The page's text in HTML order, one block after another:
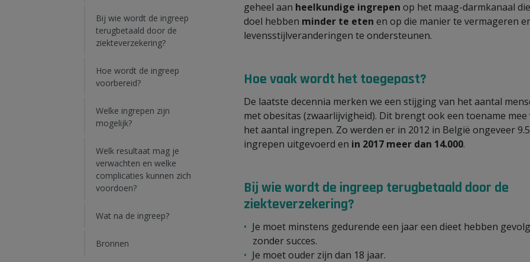
Bij wie wordt de ingreep
terugbetaald door de
ziekteverzekering?
Hoe wordt de ingreep
voorbereid?
Welke ingrepen zijn
mogelijk?
Welk resultaat mag je
verwachten en welke
complicaties kunnen zich
voordoen?
Wat na de ingreep?
Bronnen
geheel aan heelkundige ingrepen op het maag-darmkanaal
doel hebben minder te eten en op die manier te vermageren
levensstijlveranderingen te ondersteunen.
Hoe vaak wordt het toegepast?
De laatste decennia merken we een stijging van het aantal
met obesitas (zwaarlijvigheid). Dit brengt ook een toename mee
het aantal ingrepen. Zo werden er in 2012 in België ongeveer
ingrepen uitgevoerd en in 2017 meer dan 14.000.
Bij wie wordt de ingreep terugbetaald door de
ziekteverzekering?
Je moet minstens gedurende een jaar een dieet hebben
zonder succes.
Je moet ouder zijn dan 18 jaar.